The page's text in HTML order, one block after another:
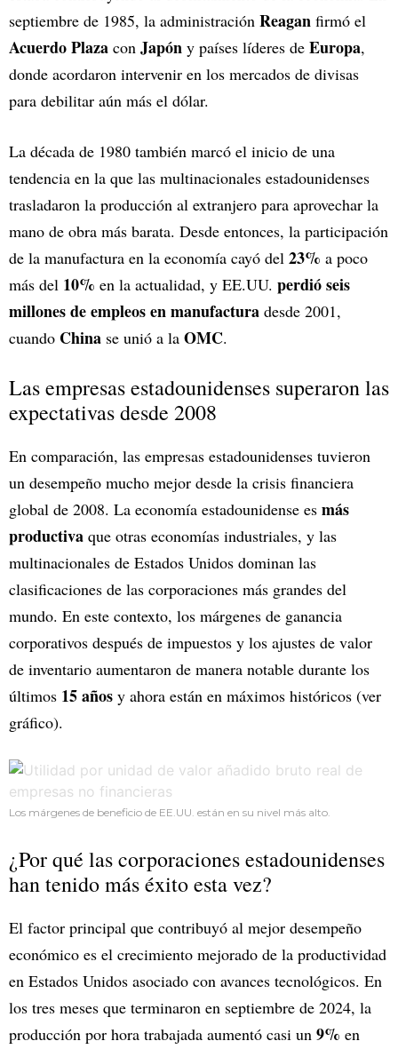
septiembre de 1985, la administración Reagan firmó el
Acuerdo Plaza con Japón y países líderes de Europa,
donde acordaron intervenir en los mercados de divisas
para debilitar aún más el dólar.
La década de 1980 también marcó el inicio de una
tendencia en la que las multinacionales estadounidenses
trasladaron la producción al extranjero para aprovechar la
mano de obra más barata. Desde entonces, la participación
de la manufactura en la economía cayó del 23% a poco
más del 10% en la actualidad, y EE.UU. perdió seis
millones de empleos en manufactura desde 2001,
cuando China se unió a la OMC.
Las empresas estadounidenses superaron las
expectativas desde 2008
En comparación, las empresas estadounidenses tuvieron
un desempeño mucho mejor desde la crisis financiera
global de 2008. La economía estadounidense es más
productiva que otras economías industriales, y las
multinacionales de Estados Unidos dominan las
clasificaciones de las corporaciones más grandes del
mundo. En este contexto, los márgenes de ganancia
corporativos después de impuestos y los ajustes de valor
de inventario aumentaron de manera notable durante los
últimos 15 años y ahora están en máximos históricos (ver
gráfico).
Los márgenes de beneficio de EE.UU. están en su nivel más alto.
¿Por qué las corporaciones estadounidenses
han tenido más éxito esta vez?
El factor principal que contribuyó al mejor desempeño
económico es el crecimiento mejorado de la productividad
en Estados Unidos asociado con avances tecnológicos. En
los tres meses que terminaron en septiembre de 2024, la
producción por hora trabajada aumentó casi un 9% en